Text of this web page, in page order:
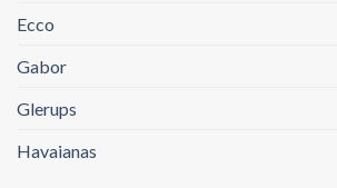
Ecco
Gabor
Glerups
Havaianas